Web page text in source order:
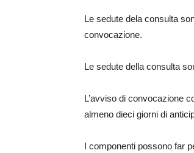
Le sedute dela consulta
convocazione.
Le sedute della consulta
L’avviso di convocazione
almeno dieci giorni di
I componenti possono far